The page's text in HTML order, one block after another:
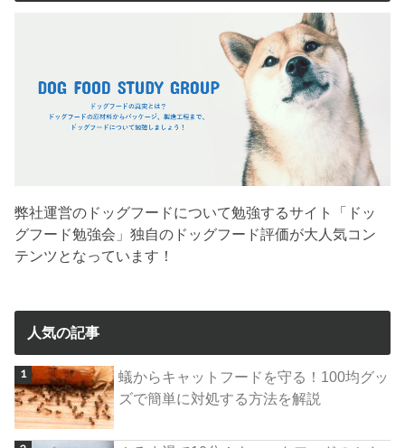
弊社運営のドッグフードについて勉強するサイト「ドッ
グフード勉強会」独自のドッグフード評価が大人気コン
テンツとなっています！
人気の記事
蟻からキャットフードを守る！100均グッ
ズで簡単に対処する方法を解説